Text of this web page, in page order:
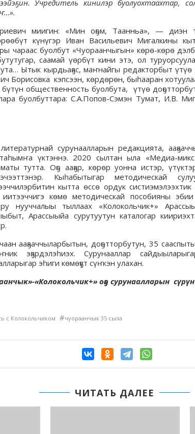
Учредитель кинилэр буолуохтаахтар,
миигин: «Мин оҕом, Таанньа», — диэн
күнүгэр Иван Васильевич Мигалкины
чараас буолбут «Чуораанчыгын» көрө-көрө
саамай үөрбүт кини этэ, ол
Ытык кырдьаҕас, маҥнайгы редакторбыт үтүө
Борисовка кэпсээн, көрдөрөн, быһааран
общественность буолбута, үтүө
буолбуттара: С.А.Попов-Сэмэн Тумат, И.В.
сурунаалларын редакцията,
үктэннэ. 2020 сылтан ыла «Медиа-
тутта. Оҕо ааҕар, көрөр уонна истэр,
Кыһабытыгар методическай
кытта өссө ордук
көмө методическай пособияны
нууччалыы тыллаах «Колокольчик+»
Арассыыйа сурутуутун каталогар
ааҕааччыларбытын, доҕотторбутун, 35
эҕэрдэлэһиэх. Сурунааллар
эһиги көмөҕүт сүҥкэн улахан.
«Колокольчик+» оҕо сурунаалларын
с Колокольчиком #чуораанчык 35 сыла
ЧИТАТЬ ДАЛЕЕ